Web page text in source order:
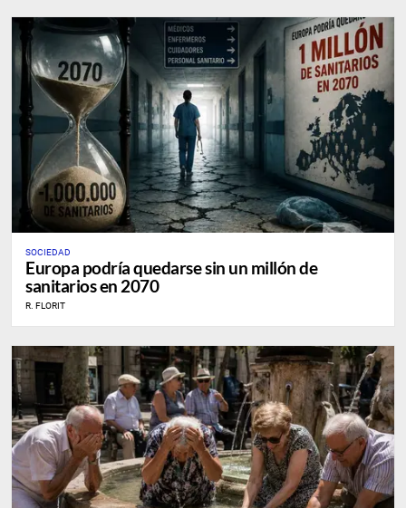
SOCIEDAD
Europa podría quedarse sin un millón de
sanitarios en 2070
R. FLORIT